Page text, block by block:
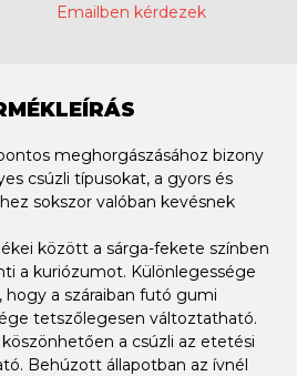
Emailben kérdezek
meghorgászásához bizony
csúzli típusokat, a gyors és
sokszor valóban kevésnek
között a sárga-fekete színben
a kuriózumot. Különlegessége
a száraiban futó gumi
tetszőlegesen változtatható.
a csúzli az etetési
Behúzott állapotban az ívnél